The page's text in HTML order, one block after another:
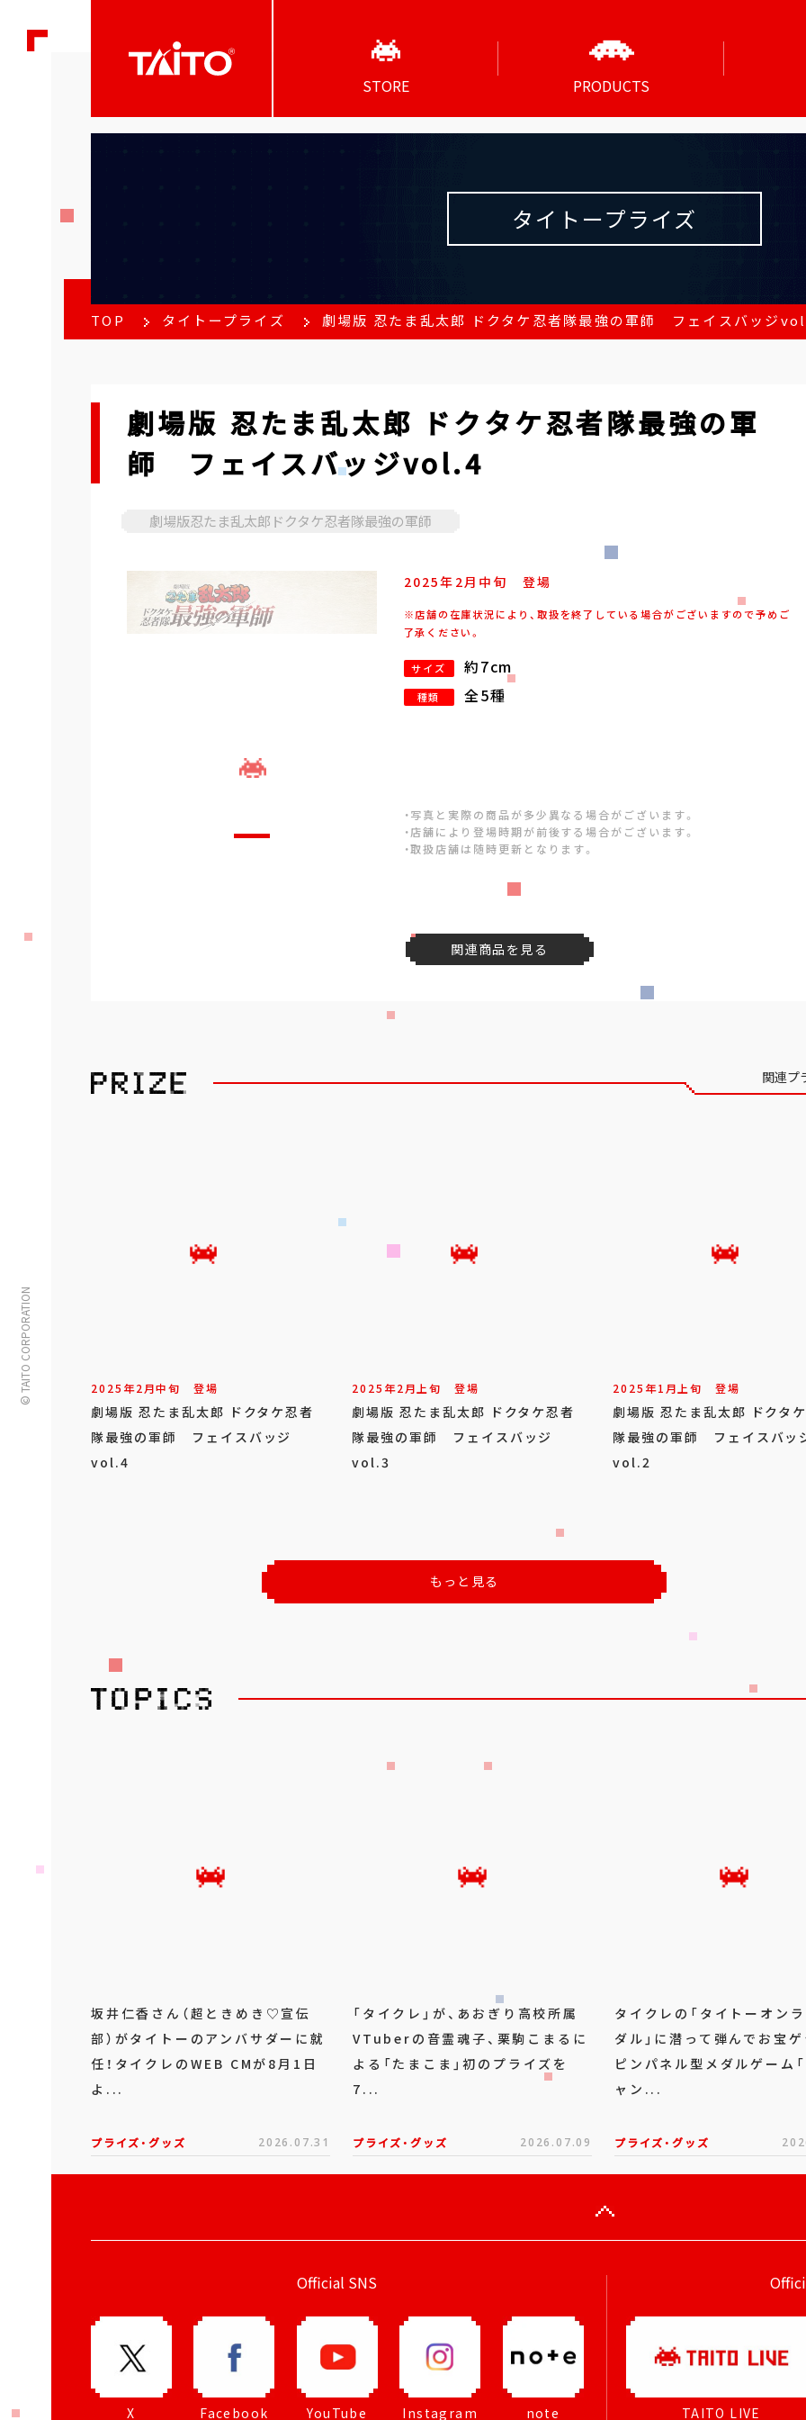
STORE PRODUCTS
© TAITO CORPORATION
タイトープライズ
TOP タイトープライズ 劇場版 忍たま乱太郎 ドクタケ忍者隊最強の軍師 フェイスバッジ
劇場版 忍たま乱太郎 ドクタケ忍者隊最強の軍
師 フェイスバッジvol.4
劇場版忍たま乱太郎ドクタケ忍者隊最強の軍師
2025年 2月 中旬 登場
※店舗の在庫状況により、取扱を終了している場合がございますので予めご
了承ください。
サイズ 約7cm
種類 全5種
・写真と実際の商品が多少異なる場合がございます。
・店舗により登場時期が前後する場合がございます。
・取扱店舗は随時更新となります。
関連商品を見る
関連プ
2025年2月中旬 登場
劇場版 忍たま乱太郎 ドクタケ忍者
隊最強の軍師 フェイスバッジ
vol.4
2025年2月上旬 登場
劇場版 忍たま乱太郎 ドクタケ忍者
隊最強の軍師 フェイスバッジ
vol.3
2025年1月上旬 登場
劇場版 忍たま乱太郎 ドクタ
隊最強の軍師 フェイスバッ
vol.2
もっと見る
坂井仁香さん（超ときめき♡宣伝
部）がタイトーのアンバサダーに就
任！タイクレのWEB CMが8月1日
よ...
プライズ・グッズ 2026.07.31
「タイクレ」が、あおぎり高校所属
VTuberの音霊魂子、栗駒こまるに
よる「たまこま」初のプライズを
7...
プライズ・グッズ 2026.07.09
タイクレの「タイトーオン
ダル」に潜って弾んでお宝ゲ
ピンパネル型メダルゲーム
ャン...
プライズ・グッズ
Official SNS
X Facebook YouTube Instagram note TAITO LIVE